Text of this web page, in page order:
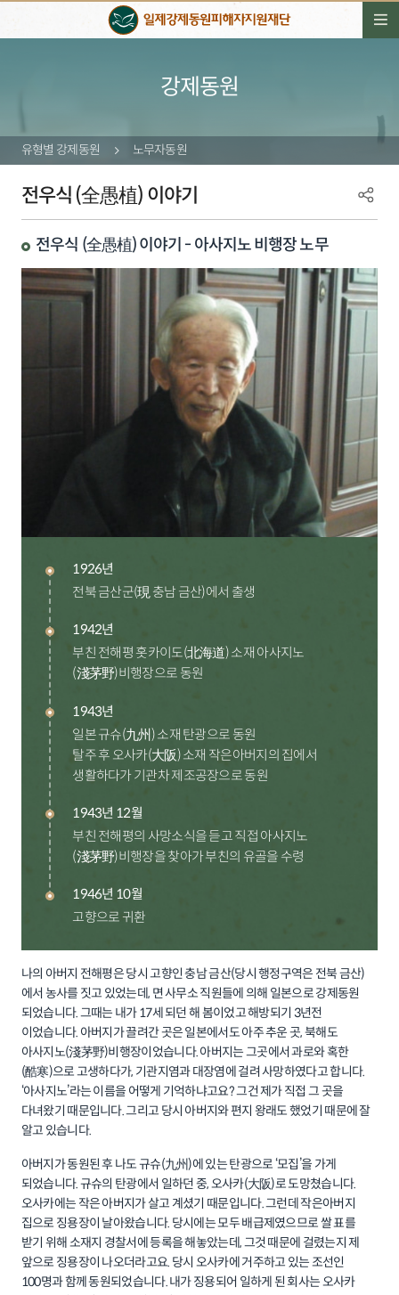
강제동원
유형별 강제동원 노무자동원
전우식 (全愚植) 이야기
전우식 (全愚植) 이야기 - 아사지노 비행장 노무
1926년
전북 금산군(現 충남 금산)에서 출생
1942년
부친 전해평 홋카이도(北海道) 소재 아사지노
(淺茅野)비행장으로 동원
1943년
일본 규슈(九州) 소재 탄광으로 동원
탈주 후 오사카(大阪) 소재 작은아버지의 집에서
생활하다가 기관차 제조공장으로 동원
1943년 12월
부친 전해평의 사망소식을 듣고 직접 아사지노
(淺茅野)비행장을 찾아가 부친의 유골을 수령
1946년 10월
고향으로 귀환
나의 아버지 전해평은 당시 고향인 충남 금산(당시 행정구역은 전북 금산)
에서 농사를 짓고 있었는데, 면 사무소 직원들에 의해 일본으로 강제동원
되었습니다. 그때는 내가 17세 되던 해 봄이었고 해방되기 3년전
이었습니다. 아버지가 끌려간 곳은 일본에서도 아주 추운 곳, 북해도
아사지노(淺茅野)비행장이었습니다. 아버지는 그곳에서 과로와 혹한
(酷寒)으로 고생하다가, 기관지염과 대장염에 걸려 사망하였다고 합니다.
‘아사지노’라는 이름을 어떻게 기억하냐고요? 그건 제가 직접 그 곳을
다녀왔기 때문입니다. 그리고 당시 아버지와 편지 왕래도 했었기 때문에 잘
알고 있습니다.
아버지가 동원된 후 나도 규슈(九州)에 있는 탄광으로 ‘모집’을 가게
되었습니다. 규슈의 탄광에서 일하던 중, 오사카(大阪)로 도망쳤습니다.
오사카에는 작은 아버지가 살고 계셨기 때문입니다. 그런데 작은아버지
집으로 징용장이 날아왔습니다. 당시에는 모두 배급제였으므로 쌀 표를
받기 위해 소재지 경찰서에 등록을 해놓았는데, 그것 때문에 걸렸는지 제
앞으로 징용장이 나오더라고요. 당시 오사카에 거주하고 있는 조선인
100명과 함께 동원되었습니다. 내가 징용되어 일하게 된 회사는 오사카